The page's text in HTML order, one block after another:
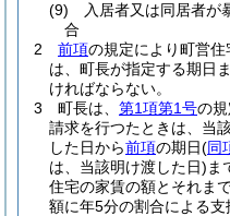
(9)
入居者又は同居者が
合
2
前項の規定により町営
は、町長が指定する期日
ければならない。
3
町長は、 第1項第1号の
請求を行つたときは、当
した日から前項の期日(同
は、当該明け渡した日) ま
住宅の家賃の額とそれま
額に年5分の割合による